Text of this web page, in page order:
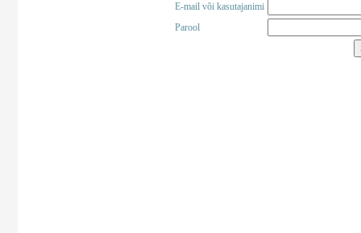
E-mail või kasutajanimi
Parool